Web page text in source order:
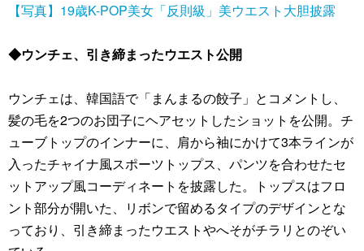
【写真】19歳K-POP美女「反則級」美ウエスト大胆披露
◆ウンチェ、引き締まったウエスト公開
ウンチェは、韓国語で「まんまるの餃子」とコメントし、
髪の毛を2つのお団子にヘアセットしたショットを公開。チ
ューブトップのインナーに、肩から袖にかけて3本ラインが
入ったチャイナ風スポーツトップス、パンツを合わせたセ
ットアップ風コーディネートを披露した。トップスはフロ
ント部分が開いた、リボンで留めるタイプのデザインとな
っており、引き締まったウエストやへそがチラリとのぞい